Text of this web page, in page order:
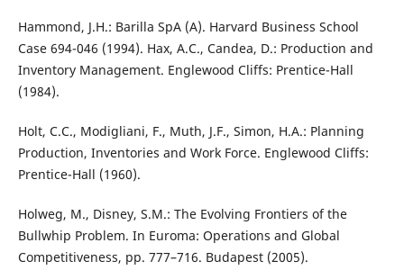
Hammond, J.H.: Barilla SpA (A). Harvard Business School
Case 694-046 (1994). Hax, A.C., Candea, D.: Production and
Inventory Management. Englewood Cliffs: Prentice-Hall
(1984).
Holt, C.C., Modigliani, F., Muth, J.F., Simon, H.A.: Planning
Production, Inventories and Work Force. Englewood Cliffs:
Prentice-Hall (1960).
Holweg, M., Disney, S.M.: The Evolving Frontiers of the
Bullwhip Problem. In Euroma: Operations and Global
Competitiveness, pp. 777–716. Budapest (2005).